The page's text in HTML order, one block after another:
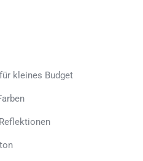
kleines Budget